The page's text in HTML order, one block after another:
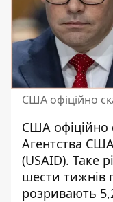
США офіційно
США офіційно
Агентства
(USAID). Таке
шести тижнів
розривають